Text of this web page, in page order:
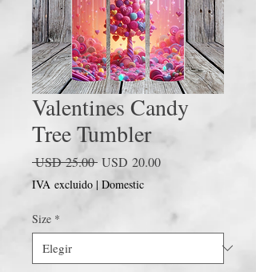
Valentines Candy
Tree Tumbler
USD 25.00 Precio
USD 20.00Precio
IVA excluido | Domestic
Size *